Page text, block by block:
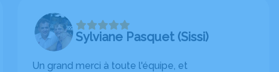
Sylviane Pasquet (Sissi)
Un grand merci à toute l'équipe, et